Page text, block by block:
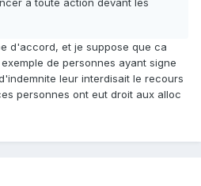
à toute action devant les
d'accord, et je suppose que ca
de personnes ayant signe
leur interdisait le recours
personnes ont eut droit aux alloc